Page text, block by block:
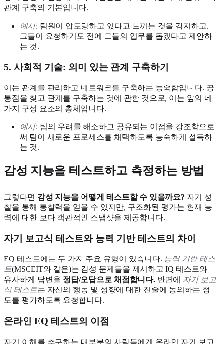
관계 구축의 기본입니다.
예시: 팀원이 압도당하고 있다고 느끼는 것을 감지하고,
그들이 요청하기도 전에 그들의 업무를 돕겠다고 제안하
는 것.
5. 사회적 기술: 의미 있는 관계 구축하기
이는 관계를 관리하고 네트워크를 구축하는 능숙함입니다. 공
통점을 찾고 관계를 구축하는 것에 관한 것으로, 이는 앞의 네
가지 구성 요소의 총체입니다.
예시: 팀의 우려를 해소하고 공유되는 이점을 강조함으로
써 팀이 새로운 프로세스를 채택하도록 능숙하게 설득하
는 것.
감성 지능을 테스트하고 측정하는 방법
그렇다면 감성 지능을 어떻게 테스트할 수 있을까요? 자기 성
찰을 통해 통찰력을 얻을 수 있지만, 구조화된 평가는 현재 능
력에 대한 보다 객관적인 스냅샷을 제공합니다.
자기 보고식 테스트와 능력 기반 테스트의 차이
EQ 테스트에는 두 가지 주요 유형이 있습니다. 능력 기반 테스
트(MSCEIT와 같은)는 감성 문제들을 제시하고 IQ 테스트와
유사하게 답변을 정답/오답으로 채점합니다. 반면에 자기 보고
식 테스트는 자신의 행동 및 성향에 대한 진술에 동의하는 정
도를 평가하도록 요청합니다.
온라인 EQ 테스트의 이점
자기 이해를 추구하는 대부분의 사람들에게 온라인 자기 보고